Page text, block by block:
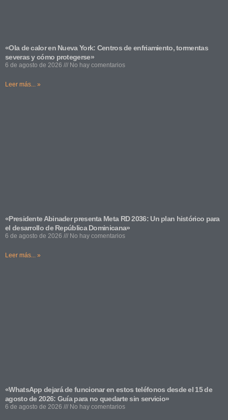
«Ola de calor en Nueva York: Centros de enfriamiento, tormentas
severas y cómo protegerse»
6 de agosto de 2026 No hay comentarios
Leer más... »
«Presidente Abinader presenta Meta RD 2036: Un plan histórico para
el desarrollo de República Dominicana»
6 de agosto de 2026 No hay comentarios
Leer más... »
«WhatsApp dejará de funcionar en estos teléfonos desde el 15 de
agosto de 2026: Guía para no quedarte sin servicio»
6 de agosto de 2026 No hay comentarios